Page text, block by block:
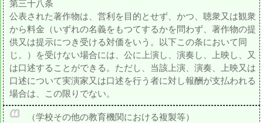
第三十八条
公表された著作物は、営利を目的とせず、かつ、聴衆又は観衆
から料金（いずれの名義をもつてするかを問わず、著作物の提
供又は提示につき受ける対価をいう。以下この条において同
じ。）を受けない場合には、公に上演し、演奏し、上映し、又
は口述することができる。ただし、当該上演、演奏、上映又は
口述について実演家又は口述を行う者に対し報酬が支払われる
場合は、この限りでない。
（学校その他の教育機関における複製等）